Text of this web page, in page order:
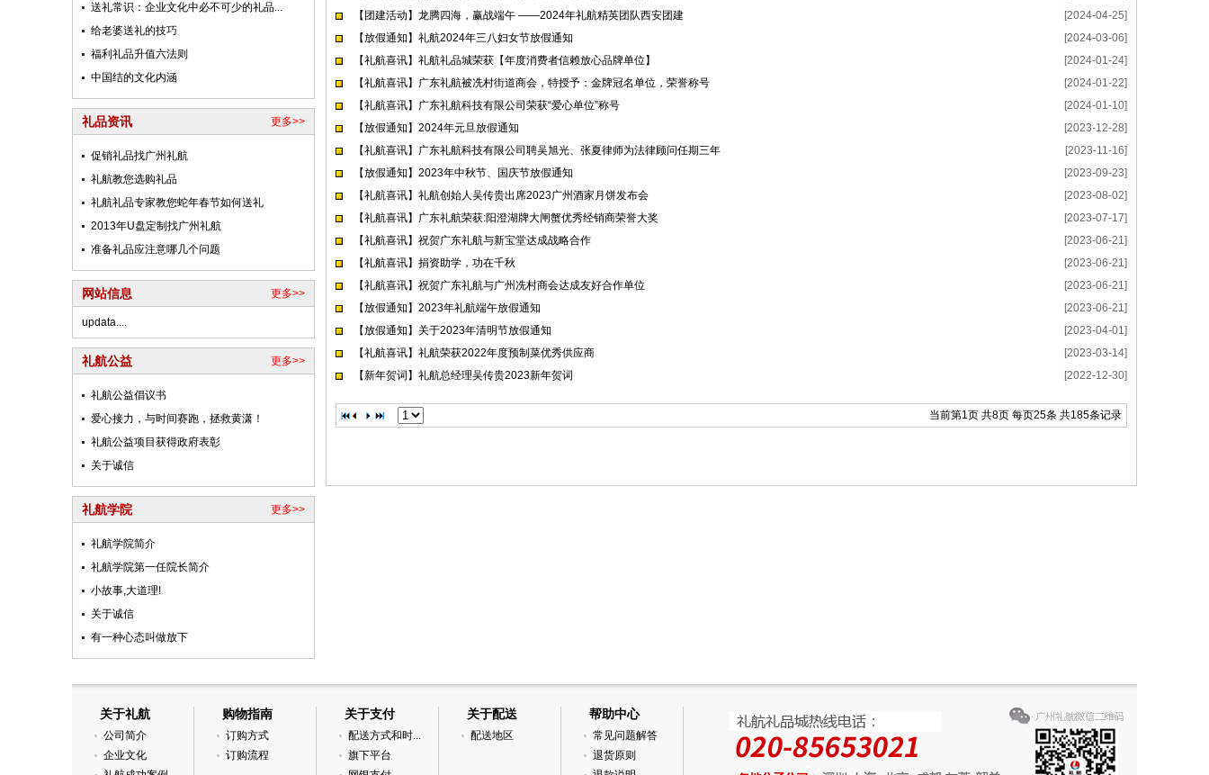
送礼常识：企业文化中必不可少的礼品...
给老婆送礼的技巧
福利礼品升值六法则
中国结的文化内涵
更多>>
礼品资讯
促销礼品找广州礼航
礼航教您选购礼品
礼航礼品专家教您蛇年春节如何送礼
2013年U盘定制找广州礼航
准备礼品应注意哪几个问题
更多>>
网站信息
updata....
更多>>
礼航公益
礼航公益倡议书
爱心接力，与时间赛跑，拯救黄潇！
礼航公益项目获得政府表彰
关于诚信
更多>>
礼航学院
礼航学院简介
礼航学院第一任院长简介
小故事,大道理!
关于诚信
有一种心态叫做放下
【团建活动】龙腾四海，赢战端午 ——2024年礼航精英团队西安团建
[2024-04-25]
【放假通知】礼航2024年三八妇女节放假通知
[2024-03-06]
【礼航喜讯】礼航礼品城荣获【年度消费者信赖放心品牌单位】
[2024-01-24]
【礼航喜讯】广东礼航被冼村街道商会，特授予：金牌冠名单位，荣誉称号
[2024-01-22]
【礼航喜讯】广东礼航科技有限公司荣获“爱心单位”称号
[2024-01-10]
【放假通知】2024年元旦放假通知
[2023-12-28]
【礼航喜讯】广东礼航科技有限公司聘吴旭光、张夏律师为法律顾问任期三年
[2023-11-16]
【放假通知】2023年中秋节、国庆节放假通知
[2023-09-23]
【礼航喜讯】礼航创始人吴传贵出席2023广州酒家月饼发布会
[2023-08-02]
【礼航喜讯】广东礼航荣获:阳澄湖牌大闸蟹优秀经销商荣誉大奖
[2023-07-17]
【礼航喜讯】祝贺广东礼航与新宝堂达成战略合作
[2023-06-21]
【礼航喜讯】捐资助学，功在千秋
[2023-06-21]
【礼航喜讯】祝贺广东礼航与广州冼村商会达成友好合作单位
[2023-06-21]
【放假通知】2023年礼航端午放假通知
[2023-06-21]
【放假通知】关于2023年清明节放假通知
[2023-04-01]
【礼航喜讯】礼航荣获2022年度预制菜优秀供应商
[2023-03-14]
【新年贺词】礼航总经理吴传贵2023新年贺词
[2022-12-30]
当前第1页 共8页 每页25条 共185条记录
关于礼航
公司简介
企业文化
购物指南
订购方式
订购流程
关于支付
配送方式和时...
旗下平台
关于配送
配送地区
帮助中心
常见问题解答
退货原则